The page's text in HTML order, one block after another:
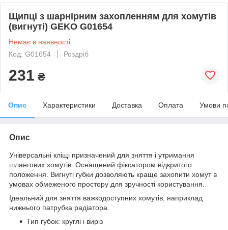
Щипці з шарнірним захопленням для хомутів
(вигнуті) GEKO G01654
Немає в наявності
Код: G01654
Роздріб
231 ₴
Опис Характеристики Доставка Оплата Умови
Опис
Універсальні кліщі призначений для зняття і утримання
шлангових хомутів. Оснащений фіксатором відкритого
положення. Вигнуті губки дозволяють краще захопити хомут в
умовах обмеженого простору для зручності користування.
Ідеальний для зняття важкодоступних хомутів, наприклад
нижнього патрубка радіатора.
Тип губок: круглі і виріз